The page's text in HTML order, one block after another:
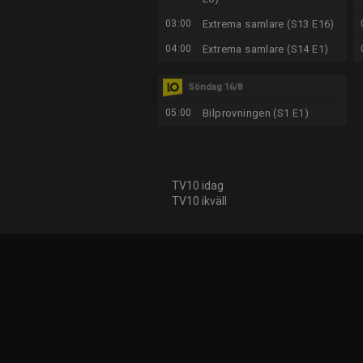
03:00 Extrema samlare (S13 E16)
04:00 Extrema samlare (S14 E1)
Söndag 16/8
05:00 Bilprovningen (S1 E1)
TV10 idag
TV10 ikväll